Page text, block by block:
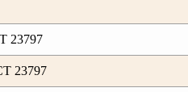
23797
23797